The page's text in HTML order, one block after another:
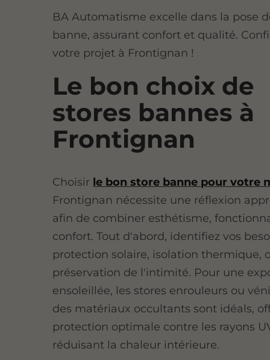
BA Automatisme excelle dans la pose
banne, assurant confort et qualité.
votre projet à Frontignan !
Le bon choix de
stores bannes à
Frontignan
Choisir le bon store banne pour votre
Frontignan nécessite une réflexion
afin de combiner esthétisme,
confort. Tout d'abord, identifiez vos
protection solaire, isolation thermique,
préservation de l'intimité. Pour une
ensoleillée, les stores enrouleurs ou
des matériaux occultants sont idéals,
protection optimale contre les rayons
réduisant la chaleur intérieure.